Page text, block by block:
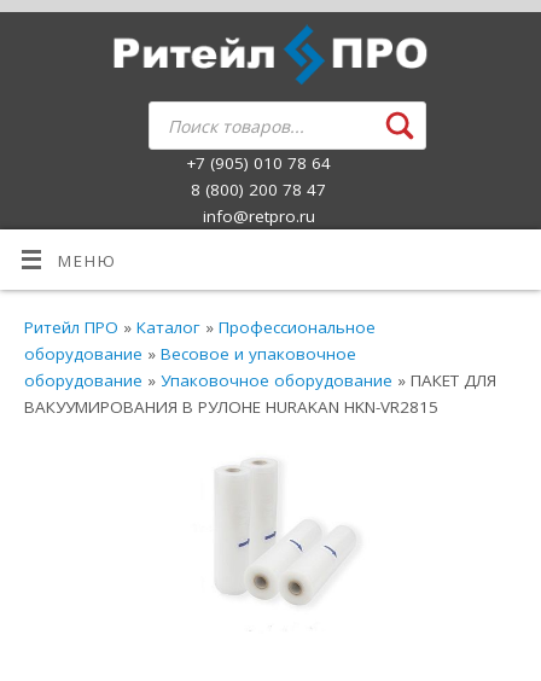
+7 (905) 010 78 64
8 (800) 200 78 47
info@retpro.ru
МЕНЮ
Ритейл ПРО »Каталог »Профессиональное
оборудование »Весовое и упаковочное
оборудование »Упаковочное оборудование » ПАКЕТ ДЛЯ
ВАКУУМИРОВАНИЯ В РУЛОНЕ HURAKAN HKN-VR2815